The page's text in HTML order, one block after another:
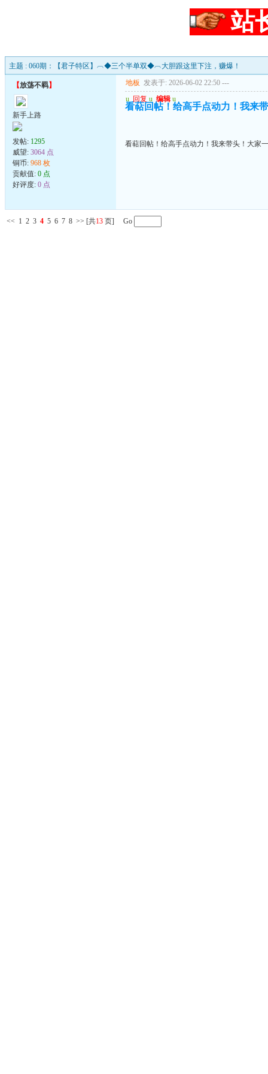
站
主题 : 060期：【君子特区】︹◆三个半单双◆︹大胆跟这里下注，赚爆！
【放荡不羁】
新手上路
发帖: 1295
威望: 3064 点
铜币: 968 枚
贡献值: 0 点
好评度: 0 点
地板 发表于: 2026-06-02 22:50 ---
u 回复 u 编辑 u
看萜回帖！给高手点动力！我来
看萜回帖！给高手点动力！我来带头！大家
<< 1 2 3 4 5 6 7 8 >> [共13 页] Go